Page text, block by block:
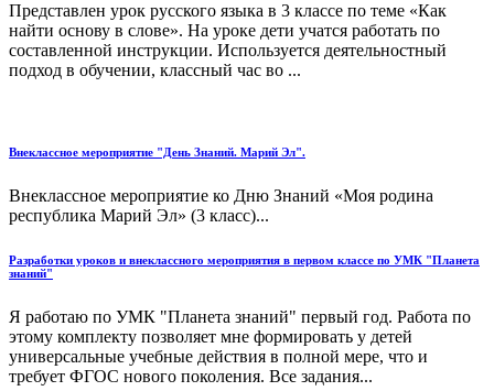
Представлен урок русского языка в 3 классе по теме «Как
найти основу в слове». На уроке дети учатся работать по
составленной инструкции. Используется деятельностный
подход в обучении, классный час во ...
Внеклассное мероприятие "День Знаний. Марий Эл".
Внеклассное мероприятие ко Дню Знаний «Моя родина
республика Марий Эл» (3 класс)...
Разработки уроков и внеклассного мероприятия в первом классе по УМК "Планета
знаний"
Я работаю по УМК "Планета знаний" первый год. Работа по
этому комплекту позволяет мне формировать у детей
универсальные учебные действия в полной мере, что и
требует ФГОС нового поколения. Все задания...